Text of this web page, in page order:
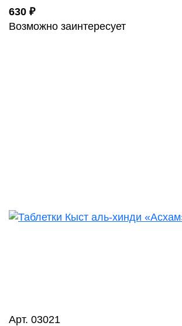
630 ₽
Возможно заинтересует
Арт. 03021